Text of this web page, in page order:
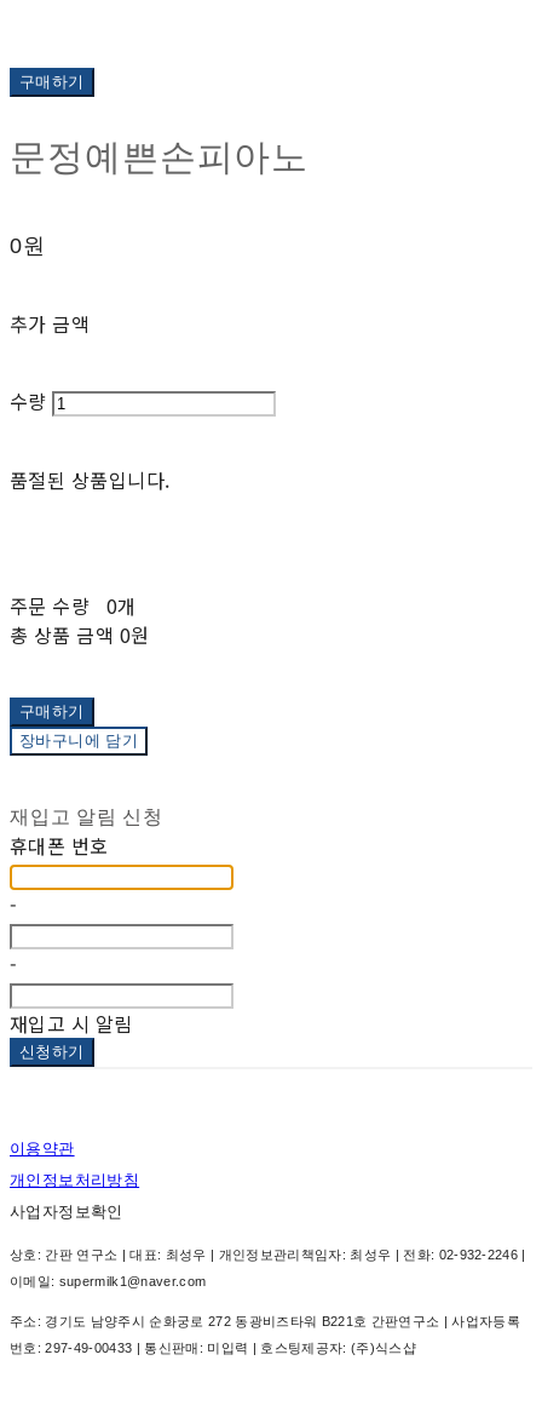
구매하기
문정예쁜손피아노
0원
추가 금액
수량
품절된 상품입니다.
주문 수량 0개
총 상품 금액 0원
구매하기
장바구니에 담기
재입고 알림 신청
휴대폰 번호
-
-
재입고 시 알림
신청하기
이용약관
개인정보처리방침
사업자정보확인
상호: 간판 연구소 | 대표: 최성우 | 개인정보관리책임자: 최성우 | 전화: 02-932-2246 |
이메일: supermilk1@naver.com
주소: 경기도 남양주시 순화궁로 272 동광비즈타워 B221호 간판연구소 | 사업자등록
번호:297-49-00433 | 통신판매: 미입력 | 호스팅제공자: (주)식스샵